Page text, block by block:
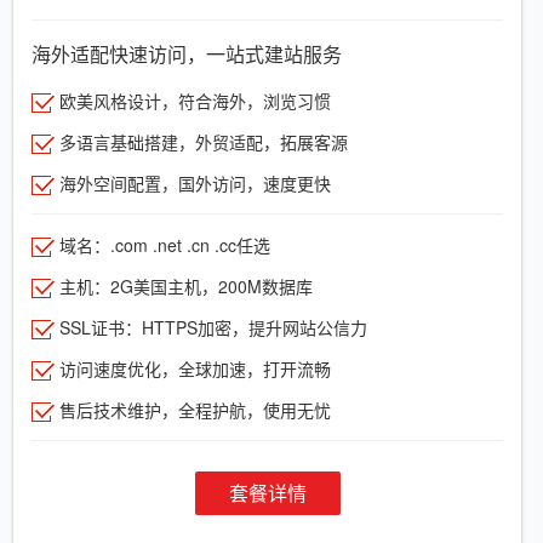
海外适配快速访问，一站式建站服务
欧美风格设计，符合海外，浏览习惯
多语言基础搭建，外贸适配，拓展客源
海外空间配置，国外访问，速度更快
域名：.com .net .cn .cc任选
主机：2G美国主机，200M数据库
SSL证书：HTTPS加密，提升网站公信力
访问速度优化，全球加速，打开流畅
售后技术维护，全程护航，使用无忧
套餐详情